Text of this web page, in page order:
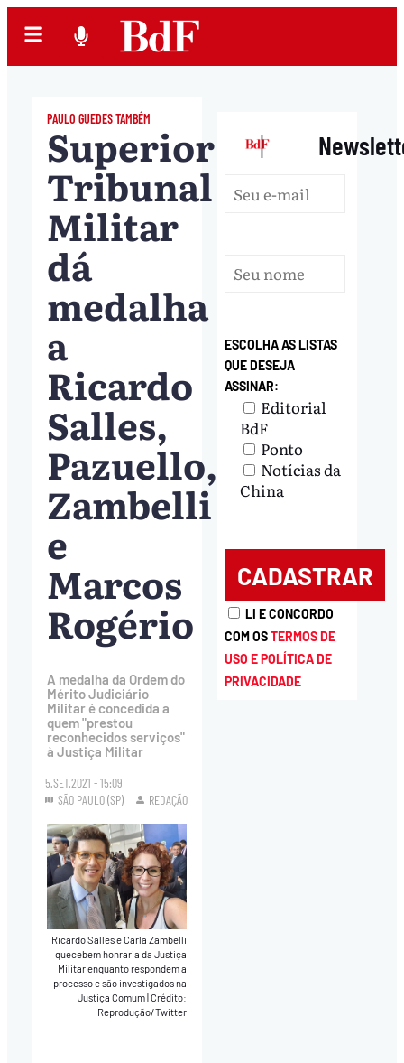
PAULO GUEDES TAMBÉM
Superior
Tribunal
Militar
dá
medalha
a
Ricardo
Salles,
Pazuello,
Zambelli
e
Marcos
Rogério
A medalha da Ordem do
Mérito Judiciário
Militar é concedida a
quem "prestou
reconhecidos serviços"
à Justiça Militar
5.SET.2021 - 15:09
SÃO PAULO (SP)
REDAÇÃO
Ricardo Salles e Carla Zambelli
quecebem honraria da Justiça
Militar enquanto respondem a
processo e são investigados na
Justiça Comum|Crédito:
Reprodução/Twitter
|
ESCOLHA AS LISTAS
QUE DESEJA
ASSINAR:
Editorial
BdF
Ponto
Notícias da
China
LI E CONCORDO
COM OSTERMOS DE
USO E POLÍTICA DE
PRIVACIDADE